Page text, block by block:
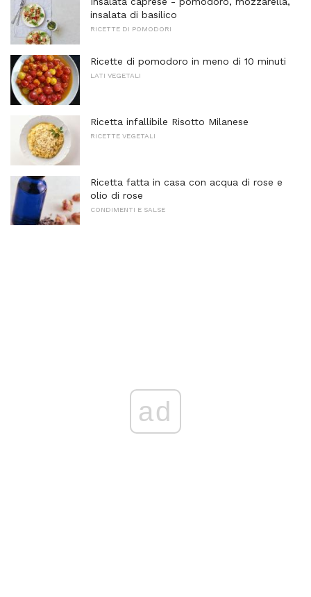
insalata di basilico
RICETTE DI POMODORI
Ricette di pomodoro in meno di 10 minuti
LATI VEGETALI
Ricetta infallibile Risotto Milanese
RICETTE VEGETALI
Ricetta fatta in casa con acqua di rose e
olio di rose
CONDIMENTI E SALSE
ad